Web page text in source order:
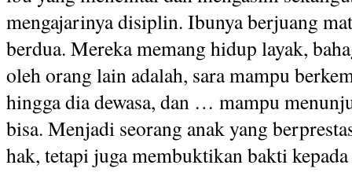
mengajarinya disiplin. Ibunya berjuang
berdua. Mereka memang hidup layak,
oleh orang lain adalah, sara mampu
hingga dia dewasa, dan … mampu
bisa. Menjadi seorang anak yang
hak, tetapi juga membuktikan bakti